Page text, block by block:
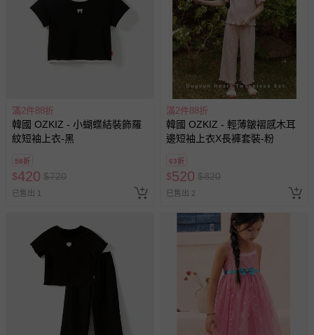
滿2件88折
韓國 OZKIZ - 小蝴蝶結裝飾羅
紋短袖上衣-黑
58折
$420 $720
已售出 1
滿2件88折
韓國 OZKIZ - 輕薄皺褶感木耳
邊短袖上衣X長褲套裝-粉
63折
$520 $820
已售出 2